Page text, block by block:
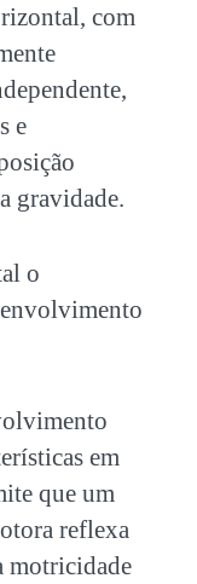
com
e
gravidade.
o
em
que um
reflexa
motricidade